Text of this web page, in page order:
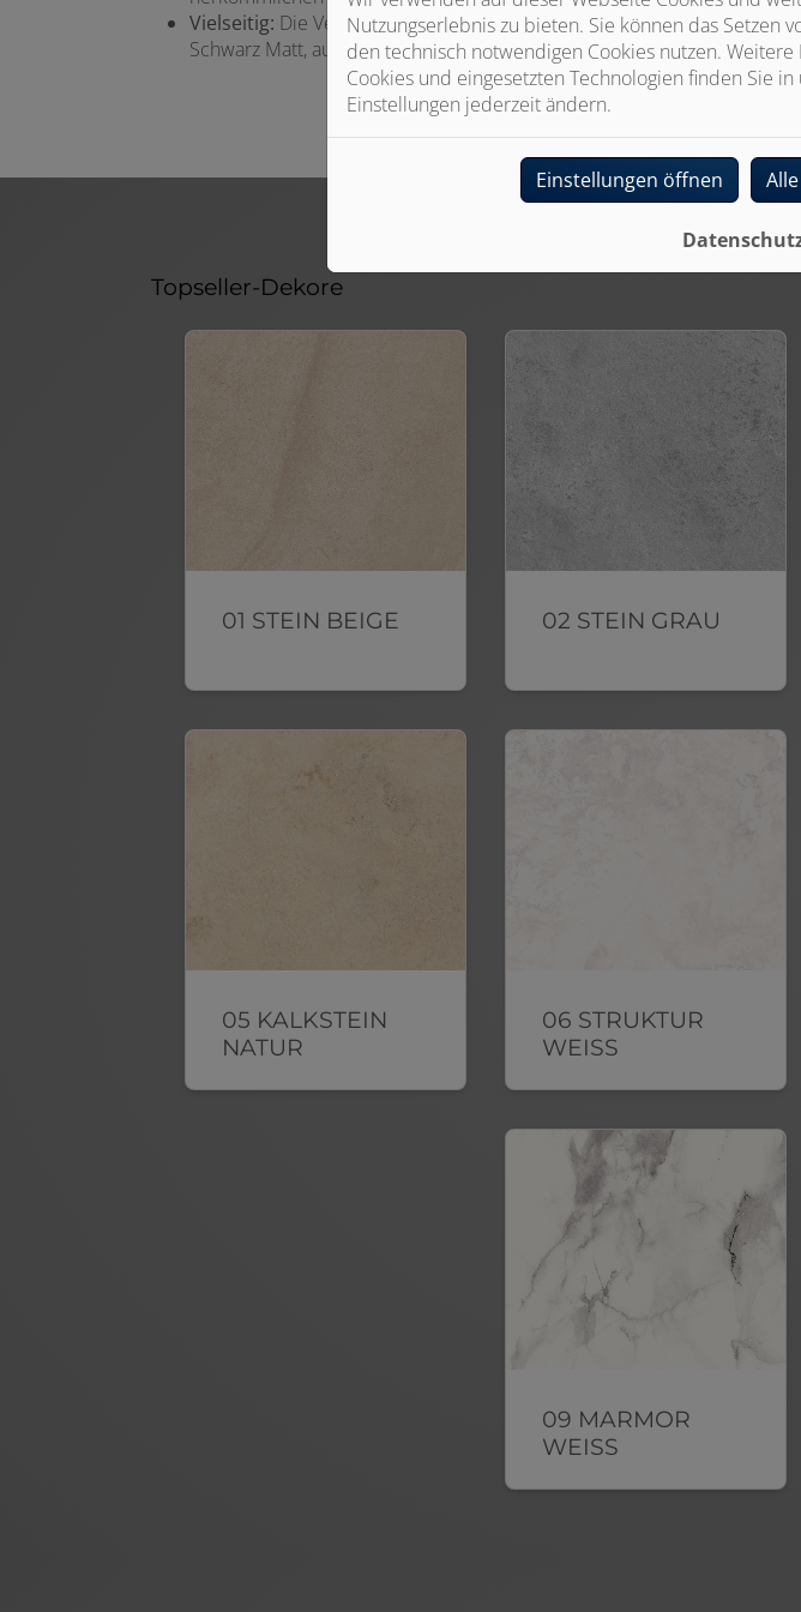
Vielseitig: Die Verbindung von mehreren Wandverkleidungen kann –
Schwarz Matt, auf Stoß oder mit Fugenlosprofilen erfolgen.
Topseller-Dekore
01 STEIN BEIGE 02 STEIN GRAU
05 KALKSTEIN
NATUR
06 STRUKTUR
WEISS
09 MARMOR
WEISS
Nutzungserlebnis zu bieten. Sie können das Setzen
den technisch notwendigen Cookies nutzen.
Cookies und eingesetzten Technologien finden Sie
Einstellungen jederzeit ändern.
Einstellungen öffnen